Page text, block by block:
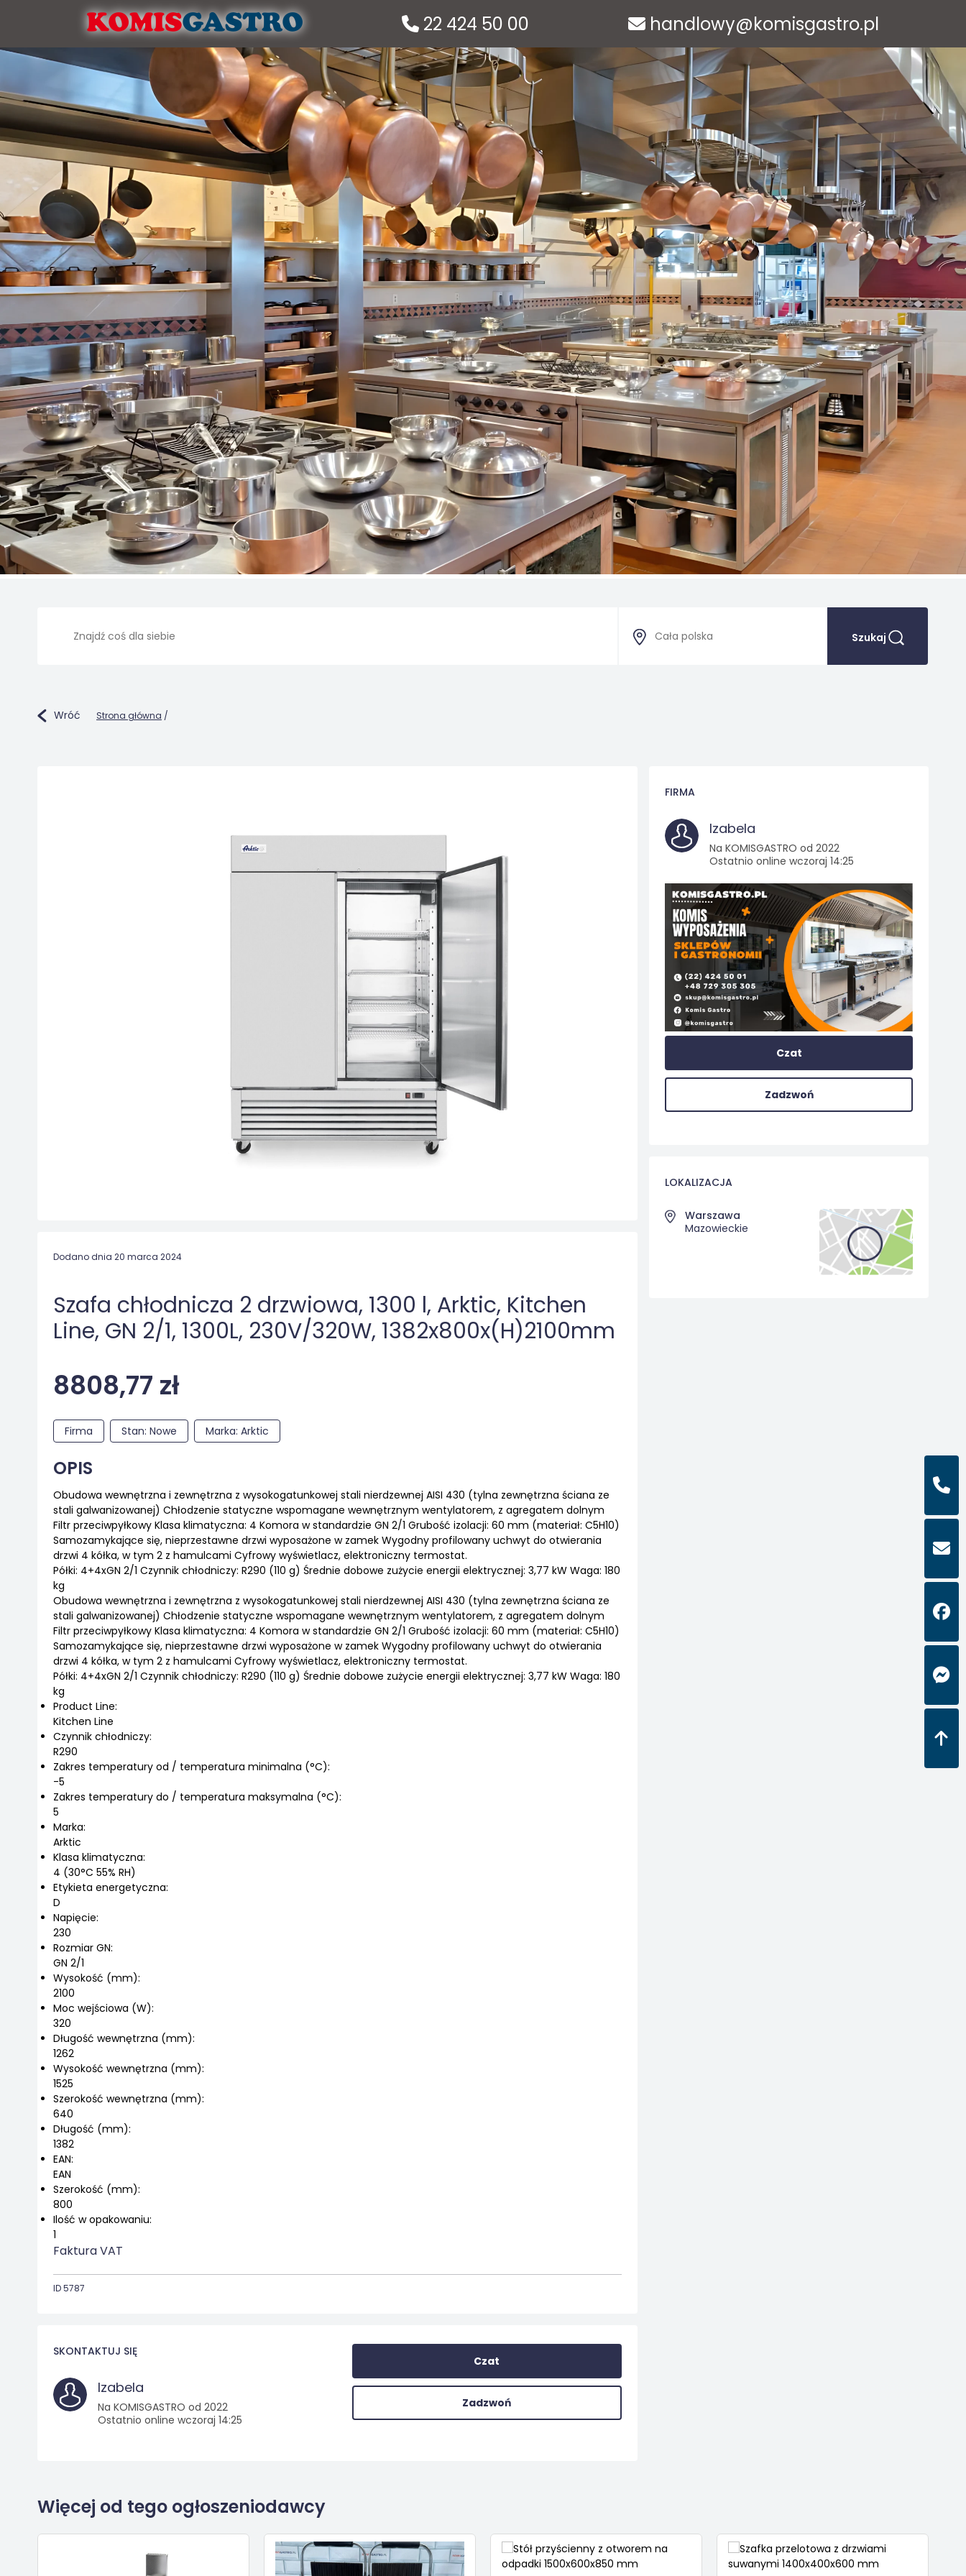
22 424 50 00 handlowy@komisgastro.pl
Szukaj
Wróć Strona główna /
Dodano dnia 20 marca 2024
Szafa chłodnicza 2 drzwiowa, 1300 l, Arktic, Kitchen
Line, GN 2/1, 1300L, 230V/320W, 1382x800x(H)2100mm
8808,77 zł
Firma Stan: Nowe Marka: Arktic
OPIS
Obudowa wewnętrzna i zewnętrzna z wysokogatunkowej stali nierdzewnej AISI 430 (tylna zewnętrzna ściana ze
stali galwanizowanej) Chłodzenie statyczne wspomagane wewnętrznym wentylatorem, z agregatem dolnym
Filtr przeciwpyłkowy Klasa klimatyczna: 4 Komora w standardzie GN 2/1 Grubość izolacji: 60 mm (materiał: C5H10)
Samozamykające się, nieprzestawne drzwi wyposażone w zamek Wygodny profilowany uchwyt do otwierania
drzwi 4 kółka, w tym 2 z hamulcami Cyfrowy wyświetlacz, elektroniczny termostat.
Półki: 4+4xGN 2/1 Czynnik chłodniczy: R290 (110 g) Średnie dobowe zużycie energii elektrycznej: 3,77 kW Waga: 180
kg
Obudowa wewnętrzna i zewnętrzna z wysokogatunkowej stali nierdzewnej AISI 430 (tylna zewnętrzna ściana ze
stali galwanizowanej) Chłodzenie statyczne wspomagane wewnętrznym wentylatorem, z agregatem dolnym
Filtr przeciwpyłkowy Klasa klimatyczna: 4 Komora w standardzie GN 2/1 Grubość izolacji: 60 mm (materiał: C5H10)
Samozamykające się, nieprzestawne drzwi wyposażone w zamek Wygodny profilowany uchwyt do otwierania
drzwi 4 kółka, w tym 2 z hamulcami Cyfrowy wyświetlacz, elektroniczny termostat.
Półki: 4+4xGN 2/1 Czynnik chłodniczy: R290 (110 g) Średnie dobowe zużycie energii elektrycznej: 3,77 kW Waga: 180
kg
Product Line:
Kitchen Line
Czynnik chłodniczy:
R290
Zakres temperatury od / temperatura minimalna (°C):
-5
Zakres temperatury do / temperatura maksymalna (°C):
5
Marka:
Arktic
Klasa klimatyczna:
4 (30°C 55% RH)
Etykieta energetyczna:
D
Napięcie:
230
Rozmiar GN:
GN 2/1
Wysokość (mm):
2100
Moc wejściowa (W):
320
Długość wewnętrzna (mm):
1262
Wysokość wewnętrzna (mm):
1525
Szerokość wewnętrzna (mm):
640
Długość (mm):
1382
EAN:
EAN
Szerokość (mm):
800
Ilość w opakowaniu:
1
Faktura VAT
ID 5787
SKONTAKTUJ SIĘ
Izabela
Na KOMISGASTRO od 2022
Ostatnio online wczoraj 14:25
Czat
Zadzwoń
FIRMA
Izabela
Na KOMISGASTRO od 2022
Ostatnio online wczoraj 14:25
Czat
Zadzwoń
LOKALIZACJA
Warszawa
Mazowieckie
Więcej od tego ogłoszeniodawcy